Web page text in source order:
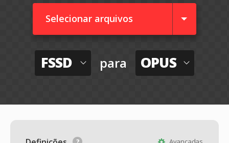
Selecionar arquivos
FSSD para OPUS